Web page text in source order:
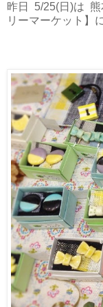
昨日 5/25(日)は 熊
リーマーケット】